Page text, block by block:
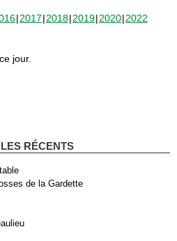
2017 2018 2019 2020 2022
jour.
RÉCENTS
de la Gardette